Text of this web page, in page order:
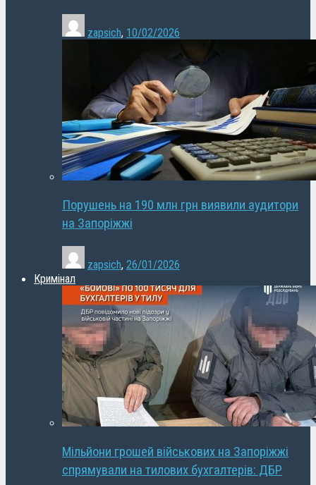
zapsich, 10/02/2026
Порушень на 190 млн грн виявили аудитори
на Запоріжжі
zapsich, 26/01/2026
Кримінал
Мільйони грошей військових на Запоріжжі
спрямували на тилових бухгалтерів: ДБР